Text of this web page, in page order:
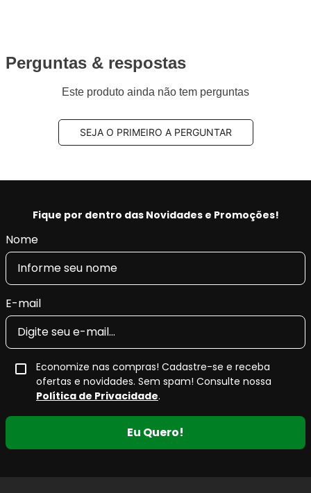
Perguntas & respostas
Este produto ainda não tem perguntas
SEJA O PRIMEIRO A PERGUNTAR
Fique por dentro das Novidades e Promoções!
Nome
E-mail
Economize nas compras! Cadastre-se e receba
ofertas e novidades. Sem spam! Consulte nossa
Política de Privacidade.
Eu Quero!